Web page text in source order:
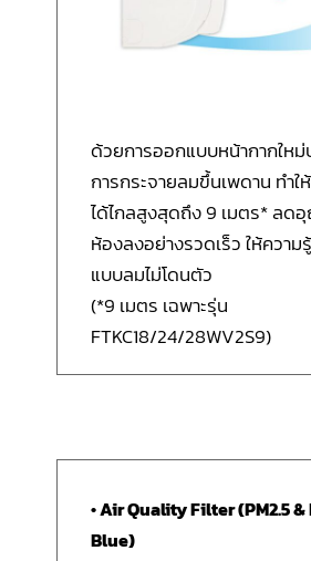
ด้วยการออกแบบหน้ากากให
การกระจายลมขึ้นเพดาน ทำใ
ได้ไกลสูงสุดถึง 9 เมตร* ลด
ห้องลงอย่างรวดเร็ว ให้ความ
แบบลมไม่โดนตัว
(*9 เมตร เฉพาะรุ่น
FTKC18/24/28WV2S9)
• Air Quality Filter (PM2.5
Blue)